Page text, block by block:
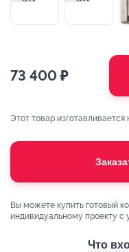
73 400 ₽
Этот товар
Вы можете купить готовый
индивидуальному проекту
Что